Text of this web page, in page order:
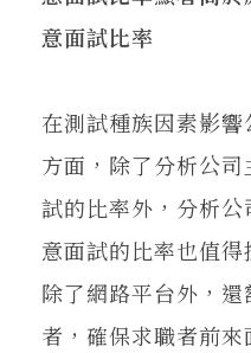
意面試比率
在測試種族因素影
方面，除了分析公
試的比率外，分析
意面試的比率也值得
除了網路平台外，
者，確保求職者前